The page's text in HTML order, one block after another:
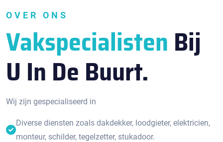
OVER ONS
Vakspecialisten Bij
U In De Buurt.
Wij zijn gespecialiseerd in
Diverse diensten zoals dakdekker, loodgieter, elektricien,
monteur, schilder, tegelzetter, stukadoor.